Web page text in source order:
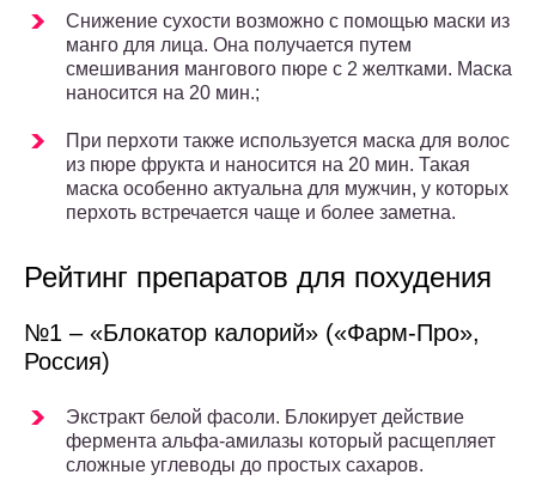
Снижение сухости возможно с помощью маски из
манго для лица. Она получается путем
смешивания мангового пюре с 2 желтками. Маска
наносится на 20 мин.;
При перхоти также используется маска для волос
из пюре фрукта и наносится на 20 мин. Такая
маска особенно актуальна для мужчин, у которых
перхоть встречается чаще и более заметна.
Рейтинг препаратов для похудения
№1 – «Блокатор калорий» («Фарм-Про»,
Россия)
Экстракт белой фасоли. Блокирует действие
фермента альфа-амилазы который расщепляет
сложные углеводы до простых сахаров.